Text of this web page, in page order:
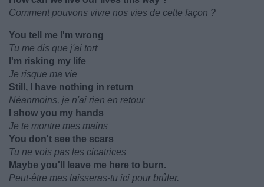
Comment pouvons vivre nos vies de cette façon ?
You tell me I'm wrong
Tu me dis que j'ai tort
I'm risking my life
Je risque ma vie
Still, I have nothing in return
Néanmoins, je n'ai rien en retour
I show you my hands
Je te montre mes mains
You don't see the scars
Tu ne vois pas les cicatrices
Maybe you'll leave me here to burn.
Peut-être mes laisseras-tu ici pour brûler.